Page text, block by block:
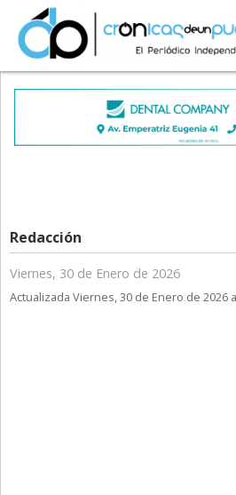
Redacción
Viernes, 30 de Enero de 2026
Actualizada Viernes, 30 de Enero de 2026